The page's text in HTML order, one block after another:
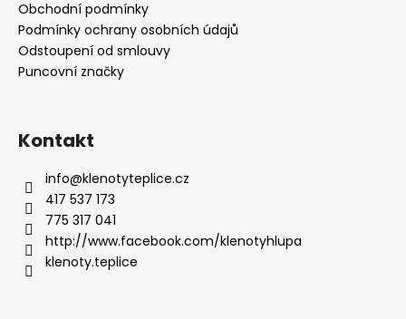
Obchodní podmínky
Podmínky ochrany osobních údajů
Odstoupení od smlouvy
Puncovní značky
Kontakt
info@klenotyteplice.cz
417 537 173
775 317 041
http://www.facebook.com/klenotyhlupa
klenoty.teplice